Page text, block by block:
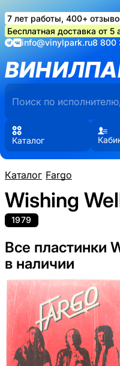
7 лет работы, 400+
Бесплатная доставка от 5
info@vinylpark.ru8 800
Каталог
Каталог/Fargo
Wishing
1979
Все пластинки
в наличии